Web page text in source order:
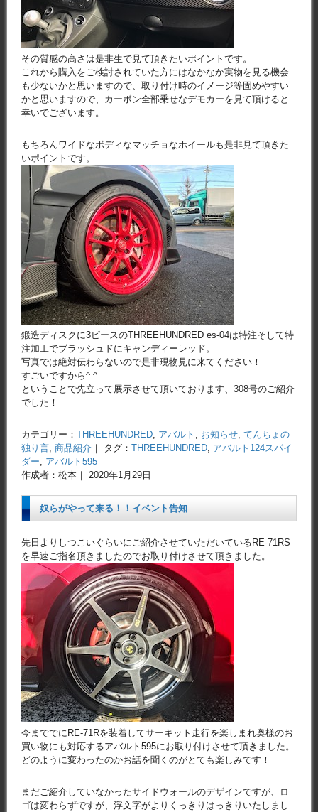
その質感の高さは是非生で見て頂きたいポイントです。
これから購入をご検討されていた方にはなかなか実物を見る機会
も少ないかと思いますので、取り付け時のイメージ等固めやすい
かと思いますので、カーボン全部乗せなデモカーを見て頂けると
幸いでございます。
もちろんワイドなボディなマッチョなホイールも是非見て頂きた
いポイントです。
鍛造ディスクに3ピースのTHREEHUNDRED es-04は特注そして特
注加工でブラッシュドにキャンディーレッド。
写真では絶対伝わらないので是非現物見に来てください！
すごいですから^ ^
ということで先立って展示させて頂いております、308号のご紹介
でした！
カテゴリー： THREEHUNDRED アバルト お知らせ てんちょの
独り言 商品紹介 ｜ タグ： THREEHUNDRED アバルト124スパイ
ダー
アバルト595
作成者：松本｜ 2020年1月29日
奴らがやって来る！！イベント告知
先日よりしつこいぐらいにご紹介させていただいているRE-71RS
を早速ご指名頂きましたのでお取り付けさせて頂きました。
今まででにRE-71Rを装着してサーキット走行を楽しまれ奥様のお
買い物にも対応するアバルト595にお取り付けさせて頂きました。
どのように変わったのかお話を聞くのがとても楽しみです！
まだご紹介していなかったサイドウォールのデザインですが、ロ
ゴは変わらずですが、浮文字がよりくっきりはっきりいたしまし